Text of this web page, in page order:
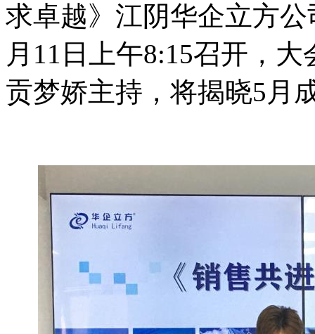
求卓越》江阴华企立方公
月11日上午8:15召开，
贡梦娇主持，将揭晓5月